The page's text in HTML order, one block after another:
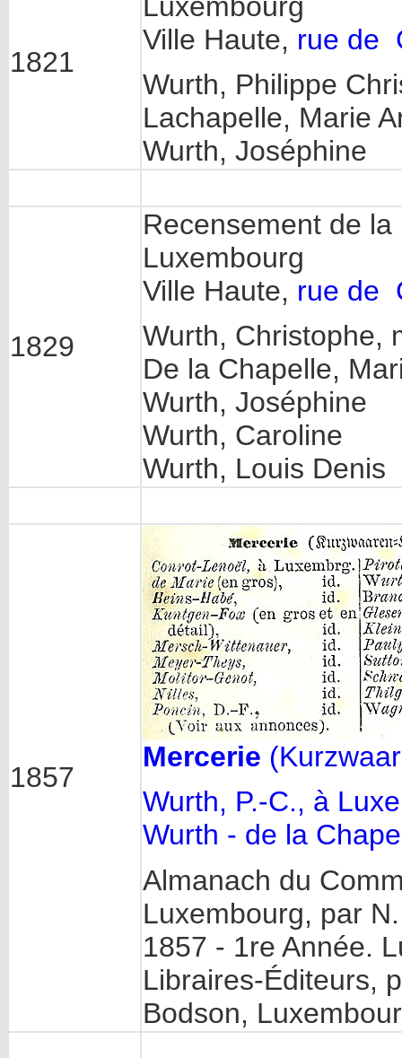
1821
Ville Haute, rue de
Wurth, Philippe
Lachapelle, Marie
Wurth, Joséphine
1829
Recensement de
Luxembourg
Ville Haute, rue de
Wurth, Christophe,
De la Chapelle,
Wurth, Joséphine
Wurth, Caroline
Wurth, Louis Denis
1857
Mercerie
Wurth, P.-C., à
Wurth - de la
Almanach du
Luxembourg, par
1857 - 1re Année.
Libraires-Éditeurs,
Bodson,